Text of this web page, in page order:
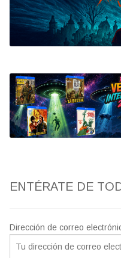
Bluray
Clasificada S
artwork
fantaterror
Jesús Franco
ENTÉRATE DE
Dirección de correo